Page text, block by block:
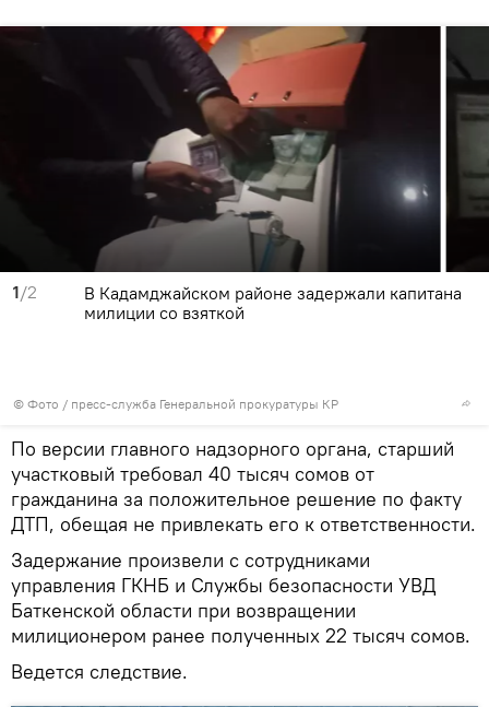
1/2
© Фото / пресс-служба Генеральной прокуратуры КР
В Кадамджайском районе задержали капитана
милиции со взяткой
По версии главного надзорного органа, старший
участковый требовал 40 тысяч сомов от
гражданина за положительное решение по факту
ДТП, обещая не привлекать его к ответственности.
Задержание произвели с сотрудниками
управления ГКНБ и Службы безопасности УВД
Баткенской области при возвращении
милиционером ранее полученных 22 тысяч сомов.
Ведется следствие.